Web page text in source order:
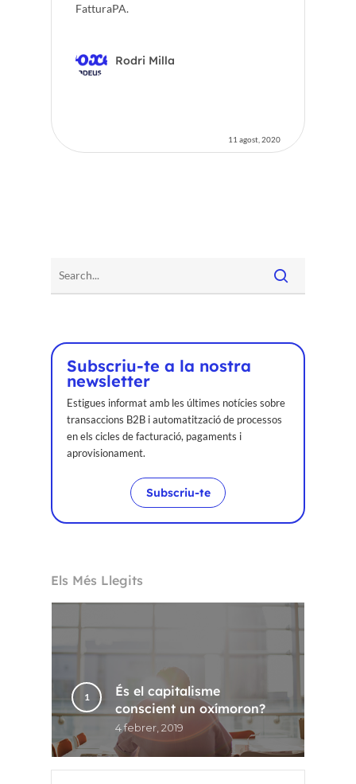
FatturaPA.
Rodri Milla
11 agost, 2020
Subscriu-te a la nostra
newsletter
Estigues informat amb les últimes notícies sobre
transaccions B2B i automatització de processos
en els cicles de facturació, pagaments i
aprovisionament.
Subscriu-te
Els Més Llegits
És el capitalisme
conscient un oxímoron?
4 febrer, 2019